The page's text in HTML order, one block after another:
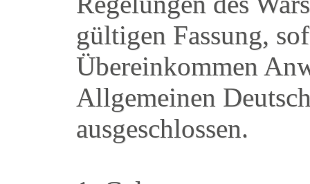
gültigen Fassung,
Übereinkommen
Allgemeinen
ausgeschlossen.